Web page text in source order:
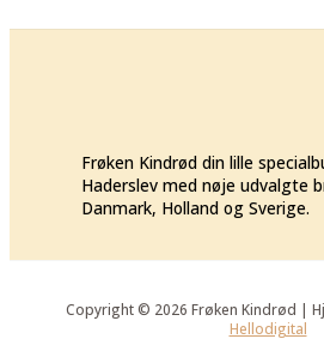
Frøken Kindrød din lille
Haderslev med nøje udvalgte
Danmark, Holland og Sverige.
Copyright © 2026 Frøken Kindrød |
Hellodigital